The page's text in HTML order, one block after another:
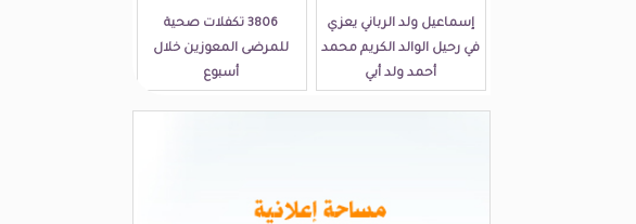
إسماعيل ولد الرباني يعزي
في رحيل الوالد الكريم محمد
أحمد ولد أبي
3806 تكفلات صحية
للمرضى المعوزين خلال
أسبوع